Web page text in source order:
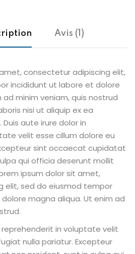
Avis (1)
consectetur adipiscing elit,
incididunt ut labore et dolore
minim veniam, quis nostrud
nisi ut aliquip ex ea
aute irure dolor in
velit esse cillum dolore eu
sint occaecat cupidatat
qui officia deserunt mollit
ipsum dolor sit amet,
elit, sed do eiusmod tempor
magna aliqua. Ut enim ad
reprehenderit in voluptate velit
nulla pariatur. Excepteur